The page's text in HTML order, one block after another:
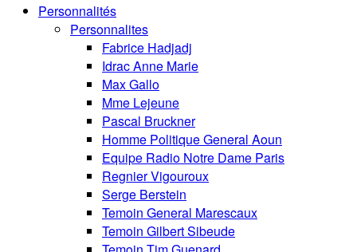
Personnalités
Personnalites
Fabrice Hadjadj
Idrac Anne Marie
Max Gallo
Mme Lejeune
Pascal Bruckner
Homme Politique General Aoun
Equipe Radio Notre Dame Paris
Regnier Vigouroux
Serge Berstein
Temoin General Marescaux
Temoin Gilbert Sibeude